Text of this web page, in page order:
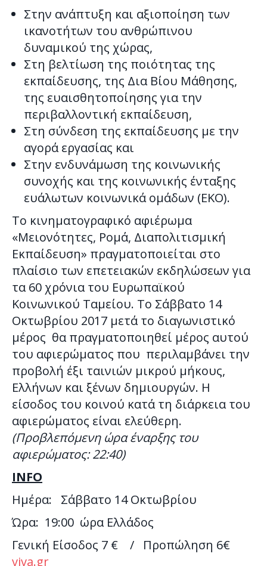
Στην ανάπτυξη και αξιοποίηση των
ικανοτήτων του ανθρώπινου
δυναμικού της χώρας,
Στη βελτίωση της ποιότητας της
εκπαίδευσης, της Δια Βίου Μάθησης,
της ευαισθητοποίησης για την
περιβαλλοντική εκπαίδευση,
Στη σύνδεση της εκπαίδευσης με την
αγορά εργασίας και
Στην ενδυνάμωση της κοινωνικής
συνοχής και της κοινωνικής ένταξης
ευάλωτων κοινωνικά ομάδων (ΕΚΟ).
Το κινηματογραφικό αφιέρωμα
«Μειονότητες, Ρομά, Διαπολιτισμική
Εκπαίδευση» πραγματοποιείται στο
πλαίσιο των επετειακών εκδηλώσεων για
τα 60 χρόνια του Ευρωπαϊκού
Κοινωνικού Ταμείου. Το Σάββατο 14
Οκτωβρίου 2017 μετά το διαγωνιστικό
μέρος θα πραγματοποιηθεί μέρος αυτού
του αφιερώματος που περιλαμβάνει την
προβολή έξι ταινιών μικρού μήκους,
Ελλήνων και ξένων δημιουργών. Η
είσοδος του κοινού κατά τη διάρκεια του
αφιερώματος είναι ελεύθερη.
(Προβλεπόμενη ώρα έναρξης του
αφιερώματος: 22:40)
INFO
Ημέρα: Σάββατο 14 Οκτωβρίου
Ώρα: 19:00 ώρα Ελλάδος
Γενική Είσοδος 7 € / Προπώληση 6€
viva.gr